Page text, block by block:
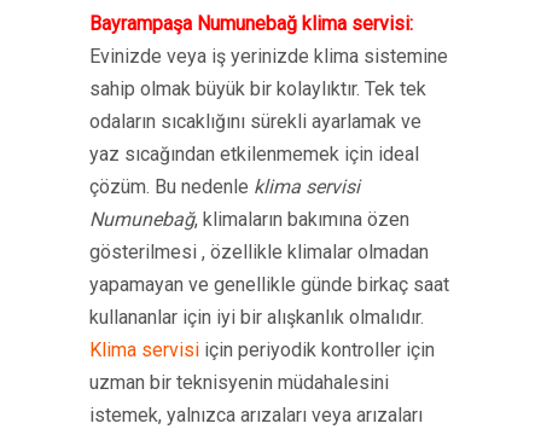
Bayrampaşa Numunebağ klima servisi:
Evinizde veya iş yerinizde klima sistemine
sahip olmak büyük bir kolaylıktır. Tek tek
odaların sıcaklığını sürekli ayarlamak ve
yaz sıcağından etkilenmemek için ideal
çözüm. Bu nedenle klima servisi
Numunebağ, klimaların bakımına özen
gösterilmesi , özellikle klimalar olmadan
yapamayan ve genellikle günde birkaç saat
kullananlar için iyi bir alışkanlık olmalıdır.
Klima servisi için periyodik kontroller için
uzman bir teknisyenin müdahalesini
istemek, yalnızca arızaları veya arızaları